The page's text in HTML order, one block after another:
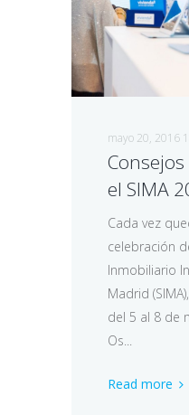
mayo 20, 2016
el SIMA
Cada vez
celebración
Inmobiliario
Madrid
del 5 al 8 de
Os...
Read more